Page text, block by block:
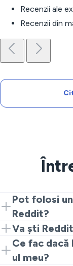
Recenzii ale
Recenzii din
Pot folosi
Reddit?
Da, poți folosi
siguranță,
Va ști
Reddit poate
ști adresa ta IP
Ce fac dacă
ul meu?